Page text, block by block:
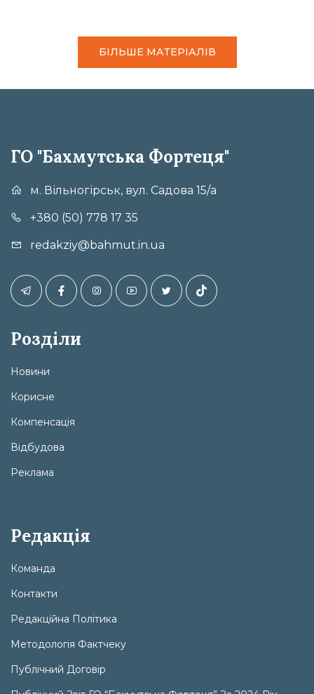
БІЛЬШЕ МАТЕРІАЛІВ
ГО "Бахмутська Фортеця"
м. Вільногірськ, вул. Садова 15/а
+380 (50) 778 17 35
redakziy@bahmut.in.ua
Розділи
Новини
Корисне
Компенсація
Відбудова
Реклама
Редакція
Команда
Контакти
Редакційна Політика
Методологія Фактчеку
Публічний Договір